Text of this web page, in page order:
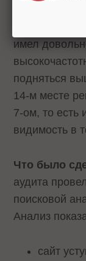
имел
подняться
14-м месте
7-ом, то есть
видимость в
Что было
аудита
поисковой
Анализ
сайт